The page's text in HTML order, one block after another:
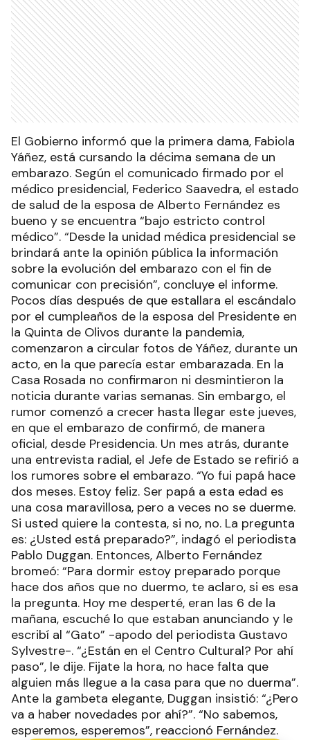
El Gobierno informó que la primera dama, Fabiola
Yáñez, está cursando la décima semana de un
embarazo. Según el comunicado firmado por el
médico presidencial, Federico Saavedra, el estado
de salud de la esposa de Alberto Fernández es
bueno y se encuentra “bajo estricto control
médico”. “Desde la unidad médica presidencial se
brindará ante la opinión pública la información
sobre la evolución del embarazo con el fin de
comunicar con precisión”, concluye el informe.
Pocos días después de que estallara el escándalo
por el cumpleaños de la esposa del Presidente en
la Quinta de Olivos durante la pandemia,
comenzaron a circular fotos de Yáñez, durante un
acto, en la que parecía estar embarazada. En la
Casa Rosada no confirmaron ni desmintieron la
noticia durante varias semanas. Sin embargo, el
rumor comenzó a crecer hasta llegar este jueves,
en que el embarazo de confirmó, de manera
oficial, desde Presidencia. Un mes atrás, durante
una entrevista radial, el Jefe de Estado se refirió a
los rumores sobre el embarazo. “Yo fui papá hace
dos meses. Estoy feliz. Ser papá a esta edad es
una cosa maravillosa, pero a veces no se duerme.
Si usted quiere la contesta, si no, no. La pregunta
es: ¿Usted está preparado?”, indagó el periodista
Pablo Duggan. Entonces, Alberto Fernández
bromeó: “Para dormir estoy preparado porque
hace dos años que no duermo, te aclaro, si es esa
la pregunta. Hoy me desperté, eran las 6 de la
mañana, escuché lo que estaban anunciando y le
escribí al “Gato” -apodo del periodista Gustavo
Sylvestre-. “¿Están en el Centro Cultural? Por ahí
paso”, le dije. Fijate la hora, no hace falta que
alguien más llegue a la casa para que no duerma”.
Ante la gambeta elegante, Duggan insistió: “¿Pero
va a haber novedades por ahí?”. “No sabemos,
esperemos, esperemos”, reaccionó Fernández.